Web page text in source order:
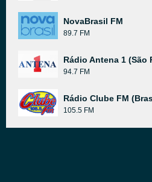
NovaBrasil FM
89.7 FM
Rádio Antena 1 (São
94.7 FM
Rádio Clube FM
105.5 FM